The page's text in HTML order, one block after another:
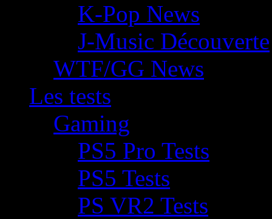
K-Pop News
J-Music Découverte
WTF/GG News
Les tests
Gaming
PS5 Pro Tests
PS5 Tests
PS VR2 Tests